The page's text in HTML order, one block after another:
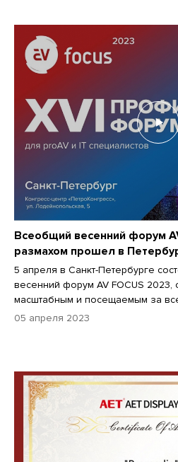
Всеобщий весенний форум
размахом прошел в
5 апреля в Санкт-Петербурге
весенний форум AV FOCUS 2023,
масштабным и посещаемым за
05 апреля 2023